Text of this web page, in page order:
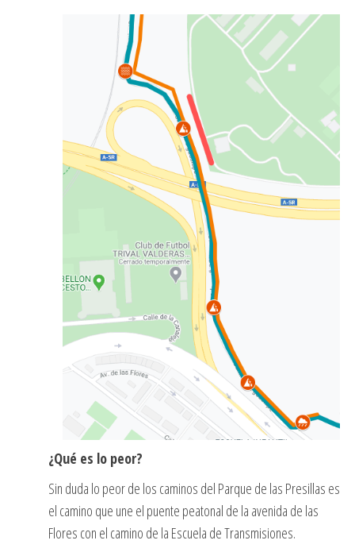
¿Qué es lo peor?
Sin duda lo peor de los caminos del Parque de las Presillas es
el camino que une el puente peatonal de la avenida de las
Flores con el camino de la Escuela de Transmisiones.